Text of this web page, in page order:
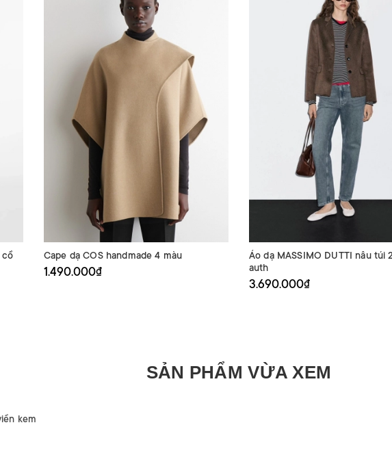
cổ
Cape dạ COS handmade 4 màu
1.490.000₫
Áo dạ MASSIMO DUTTI nâu túi
auth
3.690.000₫
SẢN PHẨM VỪA XEM
kem